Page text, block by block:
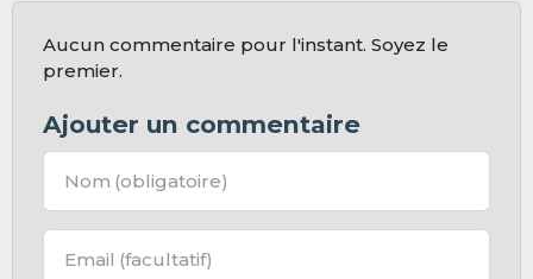
Aucun commentaire pour l'instant. Soyez le
premier.
Ajouter un commentaire
Nom (obligatoire)
Email (facultatif)